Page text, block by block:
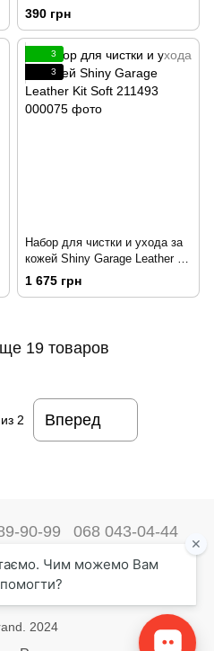
150мл 205831
390 грн
3
3
Набор для чистки и ухода за
кожей Shiny Garage Leather Kit
Soft 211493
1 675 грн
19 товаров
2 Вперед
90-99 068 043-04-44
контакты
сайта
2024